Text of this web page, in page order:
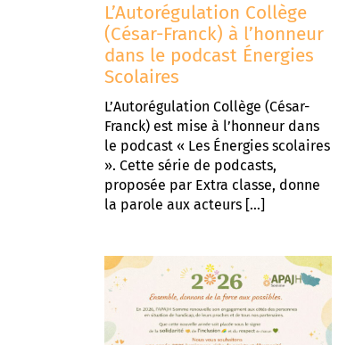
L’Autorégulation Collège
(César-Franck) à l’honneur
dans le podcast Énergies
Scolaires
L’Autorégulation Collège (César-
Franck) est mise à l’honneur dans
le podcast « Les Énergies scolaires
». Cette série de podcasts,
proposée par Extra classe, donne
la parole aux acteurs […]